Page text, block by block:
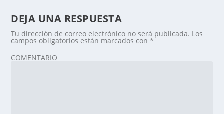
DEJA UNA RESPUESTA
Tu dirección de correo electrónico no será publicada. Los
campos obligatorios están marcados con*
COMENTARIO